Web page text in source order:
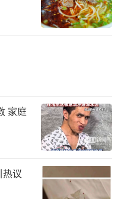
编辑：0882）
家庭
议